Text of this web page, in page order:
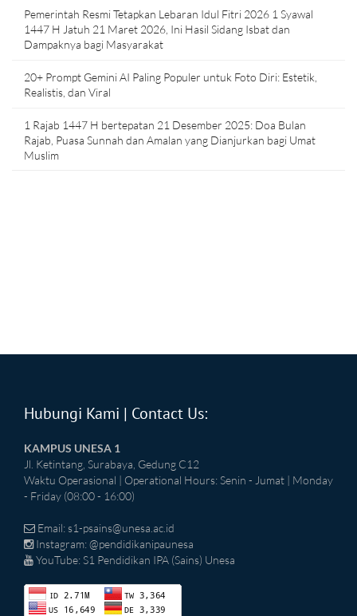
Pemerintah Resmi Tetapkan Lebaran Idul Fitri 2026 1 Syawal
1447 H Jatuh 21 Maret 2026, Ini Hasil Sidang Isbat dan
Dampaknya bagi Masyarakat
20+ Prompt Gemini AI Paling Populer untuk Foto Diri: Estetik,
Realistis, dan Viral
1 Rajab 1447 H bertepatan 21 Desember 2025: Doa Bulan
Rajab, Puasa Sunnah dan Amalan yang Dianjurkan bagi Umat
Muslim
Hubungi Kami | Contact Us:
KAMPUS UNESA 1
Jl. Ketintang, Surabaya, Gedung C12
Waktu Operasional | Operational Hours: Senin - Jumat | Monday
- Friday (08:00 - 16:00)
Email:s1-psains@unesa.ac.id
Instagram: @pendidikanipaunesa
YouTube: S1 Pendidikan IPA (Sains) Unesa